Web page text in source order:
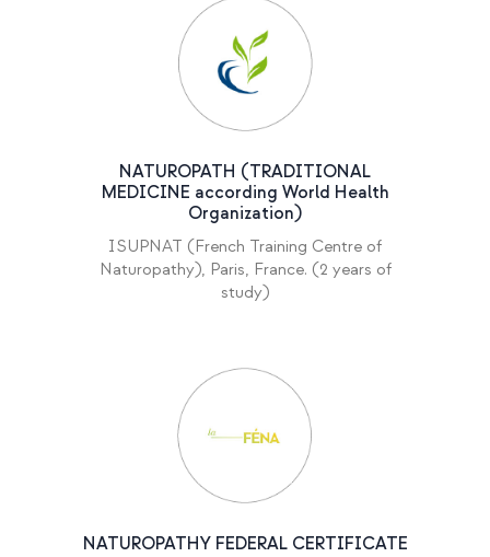
NATUROPATH (TRADITIONAL
MEDICINE according World Health
Organization)
ISUPNAT (French Training Centre of
Naturopathy), Paris, France. (2 years of
study)
NATUROPATHY FEDERAL CERTIFICATE